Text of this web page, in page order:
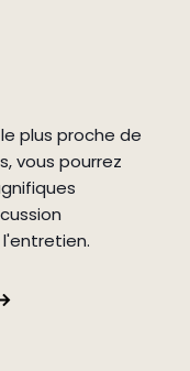
plus proche de
vous pourrez